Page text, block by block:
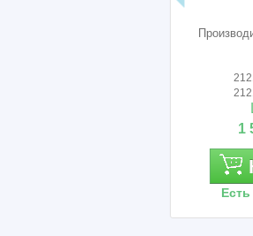
Производитель: Дорожная
Купить
Есть в наличии